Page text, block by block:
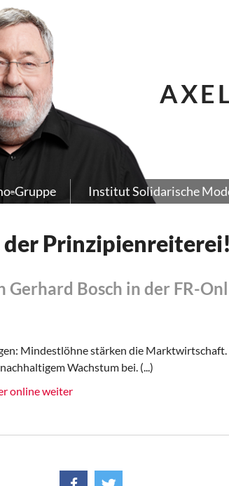
Gruppe Institut Solidarische
der Prinzipienreiterei!
Gerhard Bosch in der FR-
Mindestlöhne stärken die Marktwirtschaft.
Wachstum bei. (...)
online weiter